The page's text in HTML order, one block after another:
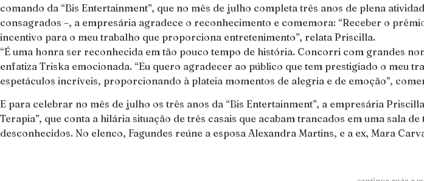
comando da “Bis Entertainment”, que no mês de julho completa três anos de plena
consagrados –, a empresária agradece o reconhecimento e comemora: “Receber o
incentivo para o meu trabalho que proporciona entretenimento”, relata Priscilla.
“É uma honra ser reconhecida em tão pouco tempo de história. Concorri com grandes
enfatiza Triska emocionada. “Eu quero agradecer ao público que tem prestigiado o meu
espetáculos incríveis, proporcionando à plateia momentos de alegria e de emoção”,
E para celebrar no mês de julho os três anos da “Bis Entertainment”, a empresária
Terapia”, que conta a hilária situação de três casais que acabam trancados em uma sala
desconhecidos. No elenco, Fagundes reúne a esposa Alexandra Martins, e a ex, Mara